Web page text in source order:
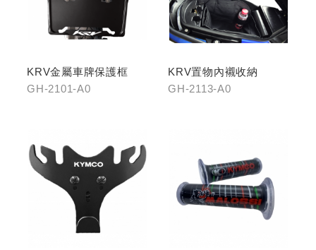
KRV金屬車牌保護框
GH-2101-A0
KRV置物內襯收納
GH-2113-A0